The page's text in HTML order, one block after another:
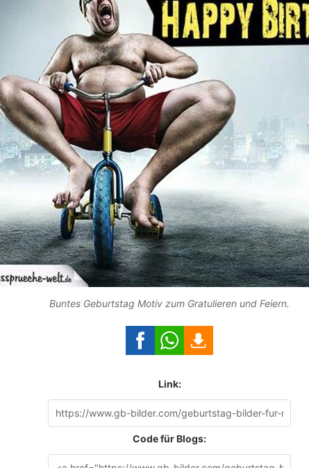
Buntes Geburtstag Motiv zum Gratulieren und Feiern.
Link:
Code für Blogs: